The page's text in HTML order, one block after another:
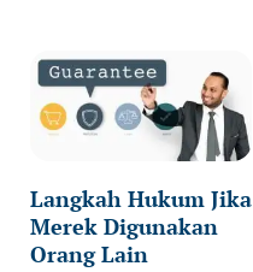
Langkah Hukum Jika
Merek Digunakan
Orang Lain